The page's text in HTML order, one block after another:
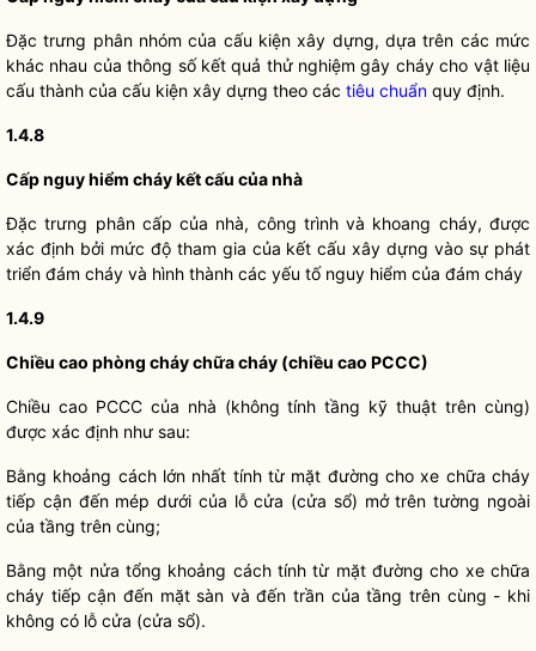
Đặc trưng phân nhóm của cấu kiện xây dựng, dựa trên các mức
khác nhau của thông số kết quả thử nghiệm gây cháy cho vật liệu
cấu thành của cấu kiện xây dựng theo các tiêu chuẩn quy định.
1.4.8
Cấp nguy hiểm cháy kết cấu của nhà
Đặc trưng phân cấp của nhà, công trình và khoang cháy, được
xác định bởi mức độ tham gia của kết cấu xây dựng vào sự phát
triển đám cháy và hình thành các yếu tố nguy hiểm của đám cháy
1.4.9
Chiều cao phòng cháy chữa cháy (chiều cao PCCC)
Chiều cao PCCC của nhà (không tính tầng kỹ thuật trên cùng)
được xác định như sau:
Bằng khoảng cách lớn nhất tính từ mặt đường cho xe chữa cháy
tiếp cận đến mép dưới của lỗ cửa (cửa sổ) mở trên tường ngoài
của tầng trên cùng;
Bằng một nửa tổng khoảng cách tính từ mặt đường cho xe chữa
cháy tiếp cận đến mặt sàn và đến trần của tầng trên cùng - khi
không có lỗ cửa (cửa sổ).